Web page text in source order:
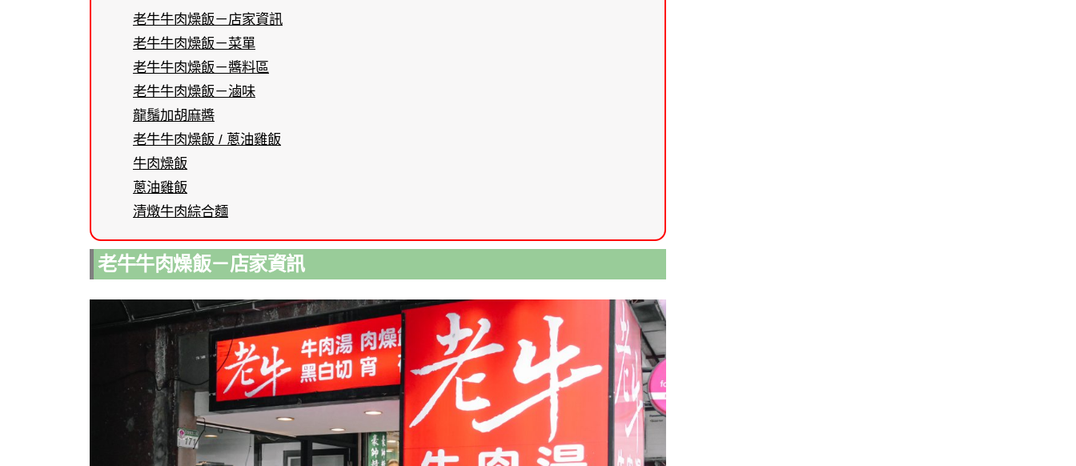
老牛牛肉燥飯－店家資訊
老牛牛肉燥飯－菜單
老牛牛肉燥飯－醬料區
老牛牛肉燥飯－滷味
龍鬚加胡麻醬
老牛牛肉燥飯 / 蔥油雞飯
牛肉燥飯
蔥油雞飯
清燉牛肉綜合麵
老牛牛肉燥飯－店家資訊